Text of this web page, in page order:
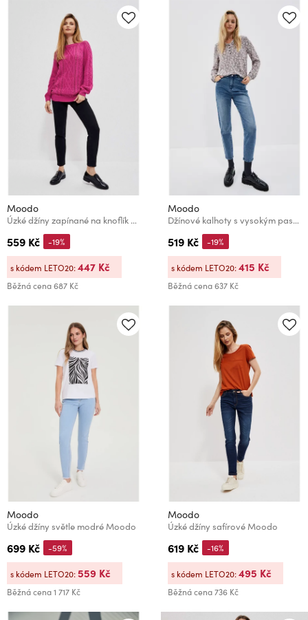
Moodo
Úzké džíny zapínané na knoflík a zip černé Moodo
559 Kč
Běžná cena687 Kč
-19%
s kódem LETO20:447 Kč
Moodo
Džínové kalhoty s vysokým pasem Moodo
519 Kč
Běžná cena637 Kč
-19%
s kódem LETO20:415 Kč
Moodo
Úzké džíny světle modré Moodo
699 Kč
Běžná cena1 717 Kč
-59%
s kódem LETO20:559 Kč
Moodo
Úzké džíny safírové Moodo
619 Kč
Běžná cena736 Kč
-16%
s kódem LETO20:495 Kč